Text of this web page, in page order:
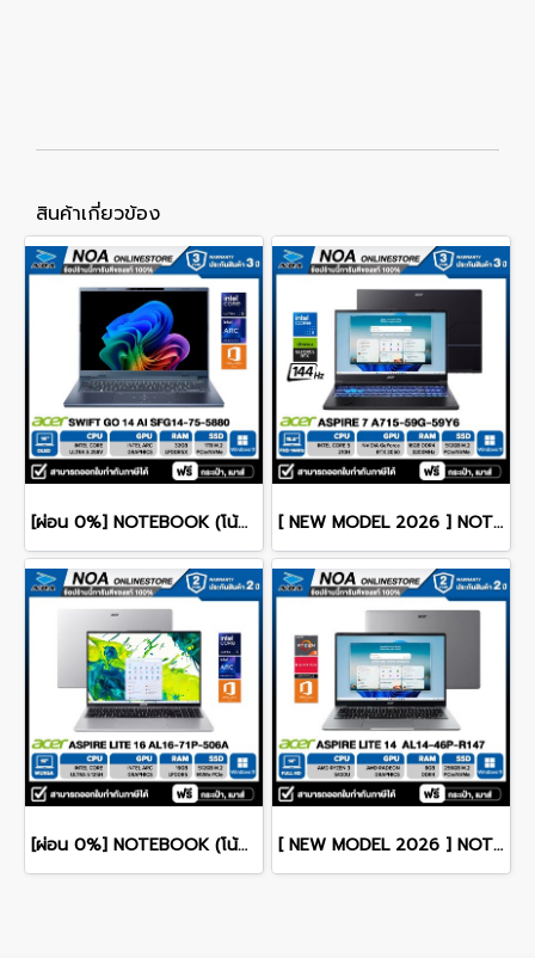
สินค้าเกี่ยวข้อง
[ผ่อน 0%] NOTEBOOK (โน้ตบุ๊ก) ACER SWIFT GO 14 AI SFG14-75-5880 14" OLED /CORE ULTRA 5 228V/RAM 32GB/SSD 1TB/WINDOWS 11+OFFICE รับประกันศูนย์ไทย 3ปี [ NEW MODEL 2026 ] NOTEBOOK (โน๊ตบุ๊ค) ACER ASPIRE 7 A715-59G-59Y6 15.6" FHD 144Hz/CORE 5-210H/16GB/SSD 512GB/RTX3050 รับประกันซ่อมฟรีถึงบ้าน 3ปี
[ผ่อน 0%] NOTEBOOK (โน้ตบุ๊ค) ACER ASPIRE LITE 16 AL16-71P-506A 16" WUXGA/CORE 5 125H/RAM 16GB/SSD 512GB/RWINDOWS 11+MS OFFICE รับประกันศูนย์ไทย 2ปี [ NEW MODEL 2026 ] NOTEBOOK (โน๊ตบุ๊ค) ACER ASPIRE LITE 14 AL14-46P-R147 14" FHD/RYZEN 3 5400U/8GB/SSD 256GB/WINDOWS 11+MS OFFICE รับประกันซ่อมฟรีถึงบ้าน 2ปี